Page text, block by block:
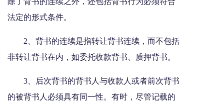
法定的形式条件。
2、背书的连续是指转让背书连续，而不包括
非转让背书在内，如委托收款背书、质押背书。
3、后次背书的背书人与收款人或者前次背书
的被背书人必须具有同一性。有时，尽管记载的